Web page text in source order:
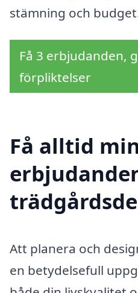
stämning och
Få 3 erbjudanden,
förpliktelser
Få alltid
Att planera och
en betydelsefull